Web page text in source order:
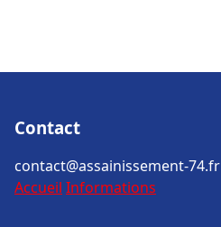
Contact
contact@assainissement-74.fr
Accueil Informations